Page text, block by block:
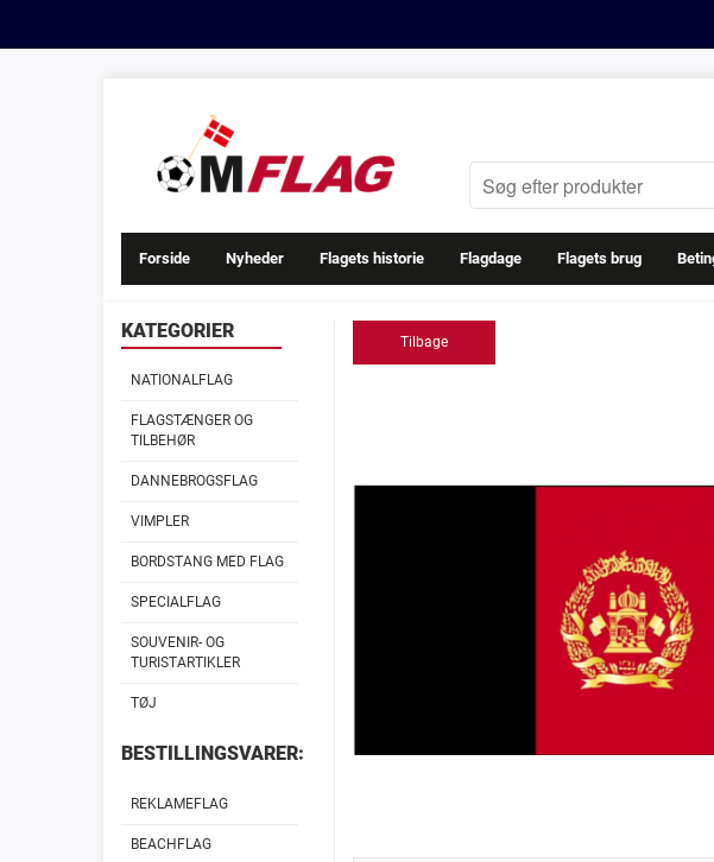
Forside Nyheder Flagets historie Flagdage Flagets brug
KATEGORIER
NATIONALFLAG
FLAGSTÆNGER OG
TILBEHØR
DANNEBROGSFLAG
VIMPLER
BORDSTANG MED FLAG
SPECIALFLAG
SOUVENIR- OG
TURISTARTIKLER
TØJ
BESTILLINGSVARER:
REKLAMEFLAG
BEACHFLAG
Tilbage